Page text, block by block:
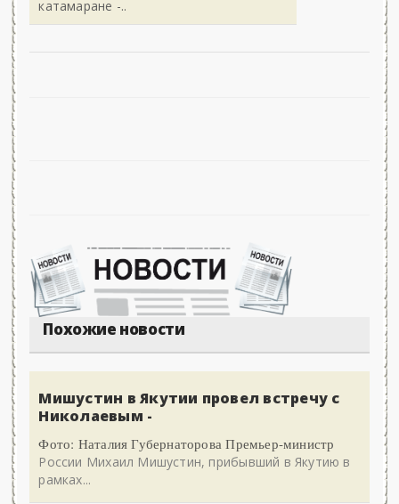
катамаране -..
Похожие новости
Мишустин в Якутии провел встречу с
Николаевым -
Фото: Наталия Губернаторова Премьер-министр
России Михаил Мишустин, прибывший в Якутию в
рамках...